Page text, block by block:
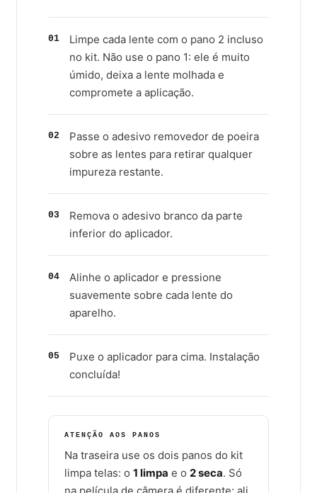
01
Limpe cada lente com o pano 2 incluso
no kit. Não use o pano 1: ele é muito
úmido, deixa a lente molhada e
compromete a aplicação.
02
Passe o adesivo removedor de poeira
sobre as lentes para retirar qualquer
impureza restante.
03
Remova o adesivo branco da parte
inferior do aplicador.
04
Alinhe o aplicador e pressione
suavemente sobre cada lente do
aparelho.
05
Puxe o aplicador para cima. Instalação
concluída!
ATENÇÃO AOS PANOS
Na traseira use os dois panos do kit
limpa telas: o 1 limpa e o 2 seca. Só
na película de câmera é diferente: ali